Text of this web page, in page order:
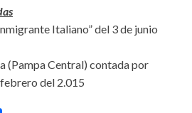
Italiano” del 3 de junio
(Pampa Central) contada por
del 2.015